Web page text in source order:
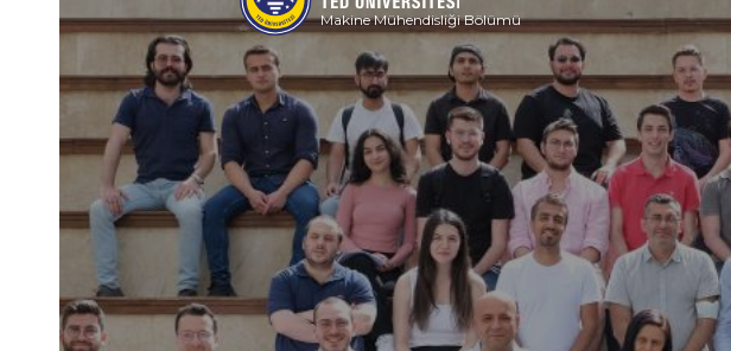
Makine Mühendisliği Bölümü